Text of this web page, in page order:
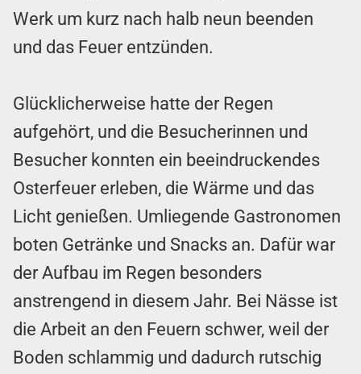
Werk um kurz nach halb neun beenden
und das Feuer entzünden.
Glücklicherweise hatte der Regen
aufgehört, und die Besucherinnen und
Besucher konnten ein beeindruckendes
Osterfeuer erleben, die Wärme und das
Licht genießen. Umliegende Gastronomen
boten Getränke und Snacks an. Dafür war
der Aufbau im Regen besonders
anstrengend in diesem Jahr. Bei Nässe ist
die Arbeit an den Feuern schwer, weil der
Boden schlammig und dadurch rutschig